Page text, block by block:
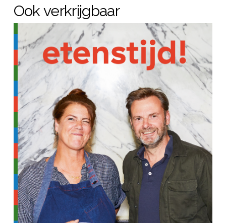
Ook verkrijgbaar